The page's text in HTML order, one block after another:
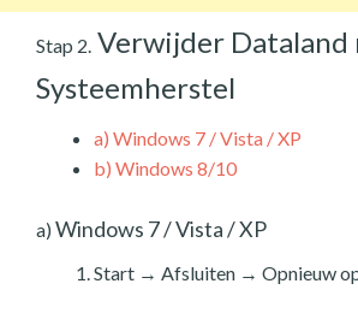
Stap 2. Verwijder Dataland
Systeemherstel
a) Windows 7 / Vista / XP
b) Windows 8/10
a) Windows 7 / Vista / XP
Start → Afsluiten → Opnieuw